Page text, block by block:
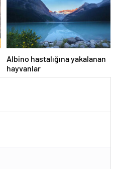
Albino hastalığına yakalanan
hayvanlar